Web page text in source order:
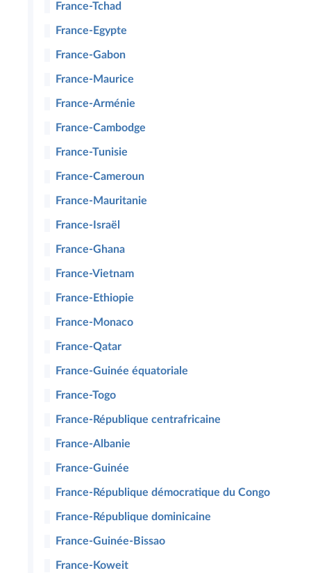
France-Tchad
France-Egypte
France-Gabon
France-Maurice
France-Arménie
France-Cambodge
France-Tunisie
France-Cameroun
France-Mauritanie
France-Israël
France-Ghana
France-Vietnam
France-Ethiopie
France-Monaco
France-Qatar
France-Guinée équatoriale
France-Togo
France-République centrafricaine
France-Albanie
France-Guinée
France-République démocratique du Congo
France-République dominicaine
France-Guinée-Bissao
France-Koweit